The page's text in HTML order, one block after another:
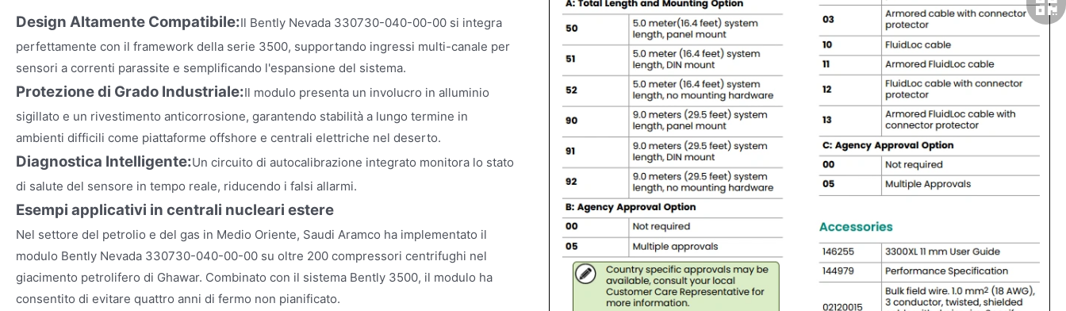
Design Altamente Compatibile:Il Bently Nevada 330730-040-00-00 si integra
perfettamente con il framework della serie 3500, supportando ingressi multi-canale per
sensori a correnti parassite e semplificando l'espansione del sistema.
Protezione di Grado Industriale:Il modulo presenta un involucro in alluminio
sigillato e un rivestimento anticorrosione, garantendo stabilità a lungo termine in
ambienti difficili come piattaforme offshore e centrali elettriche nel deserto.
Diagnostica Intelligente:Un circuito di autocalibrazione integrato monitora lo stato
di salute del sensore in tempo reale, riducendo i falsi allarmi.
Esempi applicativi in centrali nucleari estere
Nel settore del petrolio e del gas in Medio Oriente, Saudi Aramco ha implementato il
modulo Bently Nevada 330730-040-00-00 su oltre 200 compressori centrifughi nel
giacimento petrolifero di Ghawar. Combinato con il sistema Bently 3500, il modulo ha
consentito di evitare quattro anni di fermo non pianificato.